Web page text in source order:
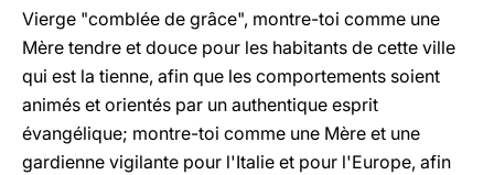
Vierge "comblée de grâce", montre-toi comme une
Mère tendre et douce pour les habitants de cette ville
qui est la tienne, afin que les comportements soient
animés et orientés par un authentique esprit
évangélique; montre-toi comme une Mère et une
gardienne vigilante pour l'Italie et pour l'Europe, afin